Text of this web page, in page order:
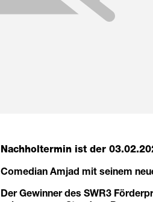
Nachholtermin ist der
Comedian Amjad mit seinem
Der Gewinner des SWR3